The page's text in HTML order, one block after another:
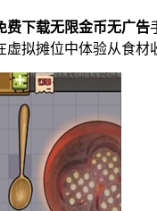
费下载无限金币无广告
拟摊位中体验从食材